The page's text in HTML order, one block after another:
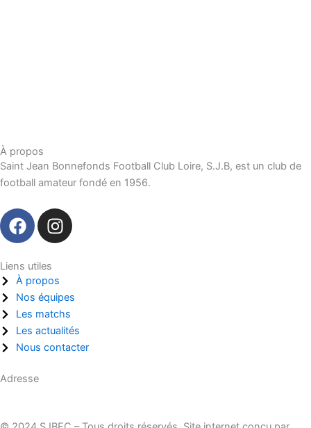
À propos
Saint Jean Bonnefonds Football Club Loire, S.J.B, est un club de
football amateur fondé en 1956.
F
a
e
b
o
o
k
I
n
a
g
r
a
m
Liens utiles
À propos
Nos équipes
Les matchs
Les actualités
Nous contacter
Adresse